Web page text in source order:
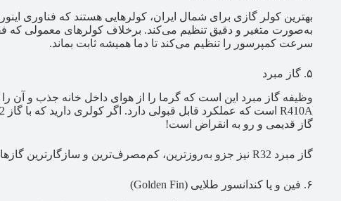
بهترین کولر گازی برای شمال ایران، کولرهایی هستند که فناوری
به‌صورت متغیر و دقیق تنظیم می‌کند. برخلاف کولرهای معمولی که
سرعت کمپرسور را تنظیم می‌کند تا دما همیشه ثابت بماند.
۵. گاز مبرد
وظیفه گاز مبرد این است که گرما را از هوای داخل خانه جذب و آن را
گاز قدیمی و رو به انقراض است!
گاز مبرد R32 نیز جزو به‌روزترین، کم‌مصرف‌ترین و سازگارترین گازهای مبرد با محیط‌زیست است.
۶. فین و یا کندانسور طلایی (Golden Fin)